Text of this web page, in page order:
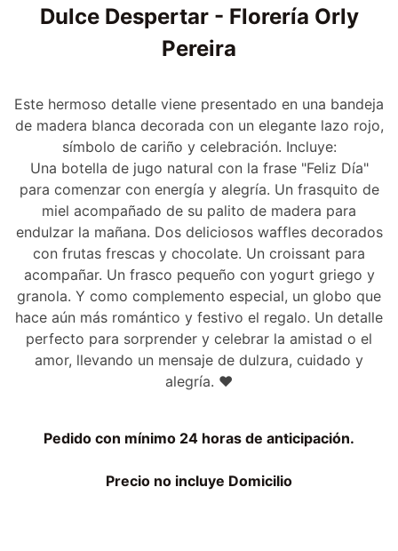
Dulce Despertar - Florería Orly
Pereira
Este hermoso detalle viene presentado en una bandeja
de madera blanca decorada con un elegante lazo rojo,
símbolo de cariño y celebración. Incluye:
Una botella de jugo natural con la frase "Feliz Día"
para comenzar con energía y alegría. Un frasquito de
miel acompañado de su palito de madera para
endulzar la mañana. Dos deliciosos waffles decorados
con frutas frescas y chocolate. Un croissant para
acompañar. Un frasco pequeño con yogurt griego y
granola. Y como complemento especial, un globo que
hace aún más romántico y festivo el regalo. Un detalle
perfecto para sorprender y celebrar la amistad o el
amor, llevando un mensaje de dulzura, cuidado y
alegría. ❤️
Pedido con mínimo 24 horas de anticipación.
Precio no incluye Domicilio